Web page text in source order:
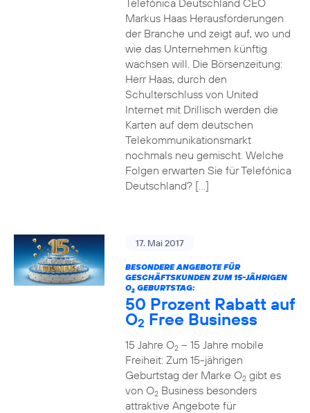
Telefónica Deutschland CEO
Markus Haas Herausforderungen
der Branche und zeigt auf, wo und
wie das Unternehmen künftig
wachsen will. Die Börsenzeitung:
Herr Haas, durch den
Schulterschluss von United
Internet mit Drillisch werden die
Karten auf dem deutschen
Telekommunikationsmarkt
nochmals neu gemischt. Welche
Folgen erwarten Sie für Telefónica
Deutschland? […]
17. Mai 2017
BESONDERE ANGEBOTE FÜR
GESCHÄFTSKUNDEN ZUM 15-JÄHRIGEN
O2GEBURTSTAG:
50 Prozent Rabatt auf
O2 Free Business
15 Jahre O2– 15 Jahre mobile
Freiheit: Zum 15-jährigen
Geburtstag der Marke O2gibt es
von O2Business besonders
attraktive Angebote für